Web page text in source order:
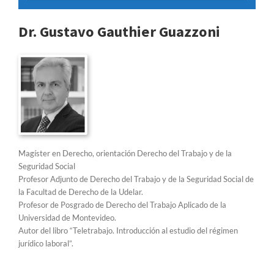
Dr. Gustavo Gauthier Guazzoni
Magíster en Derecho, orientación Derecho del Trabajo y de la
Seguridad Social
Profesor Adjunto de Derecho del Trabajo y de la Seguridad Social de
la Facultad de Derecho de la Udelar.
Profesor de Posgrado de Derecho del Trabajo Aplicado de la
Universidad de Montevideo.
Autor del libro “Teletrabajo. Introducción al estudio del régimen
jurídico laboral”.